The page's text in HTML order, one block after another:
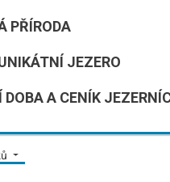
PŘÍRODA
JEZERO
DOBA A CENÍK